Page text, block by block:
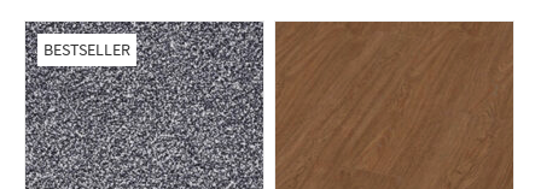
BESTSELLER